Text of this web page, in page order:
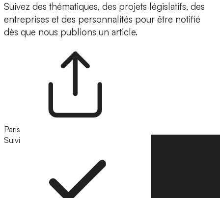
Suivez des thématiques, des projets législatifs, des
entreprises et des personnalités pour être notifié
dès que nous publions un article.
Paris
Suivi